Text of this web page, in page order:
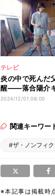
テレビ
炎の中で死んだ
醒――落合陽介
をし続けた亡き
2024/12/01 06:00
関連キーワー
#ザ・ノンフィ
※本記事は掲載時